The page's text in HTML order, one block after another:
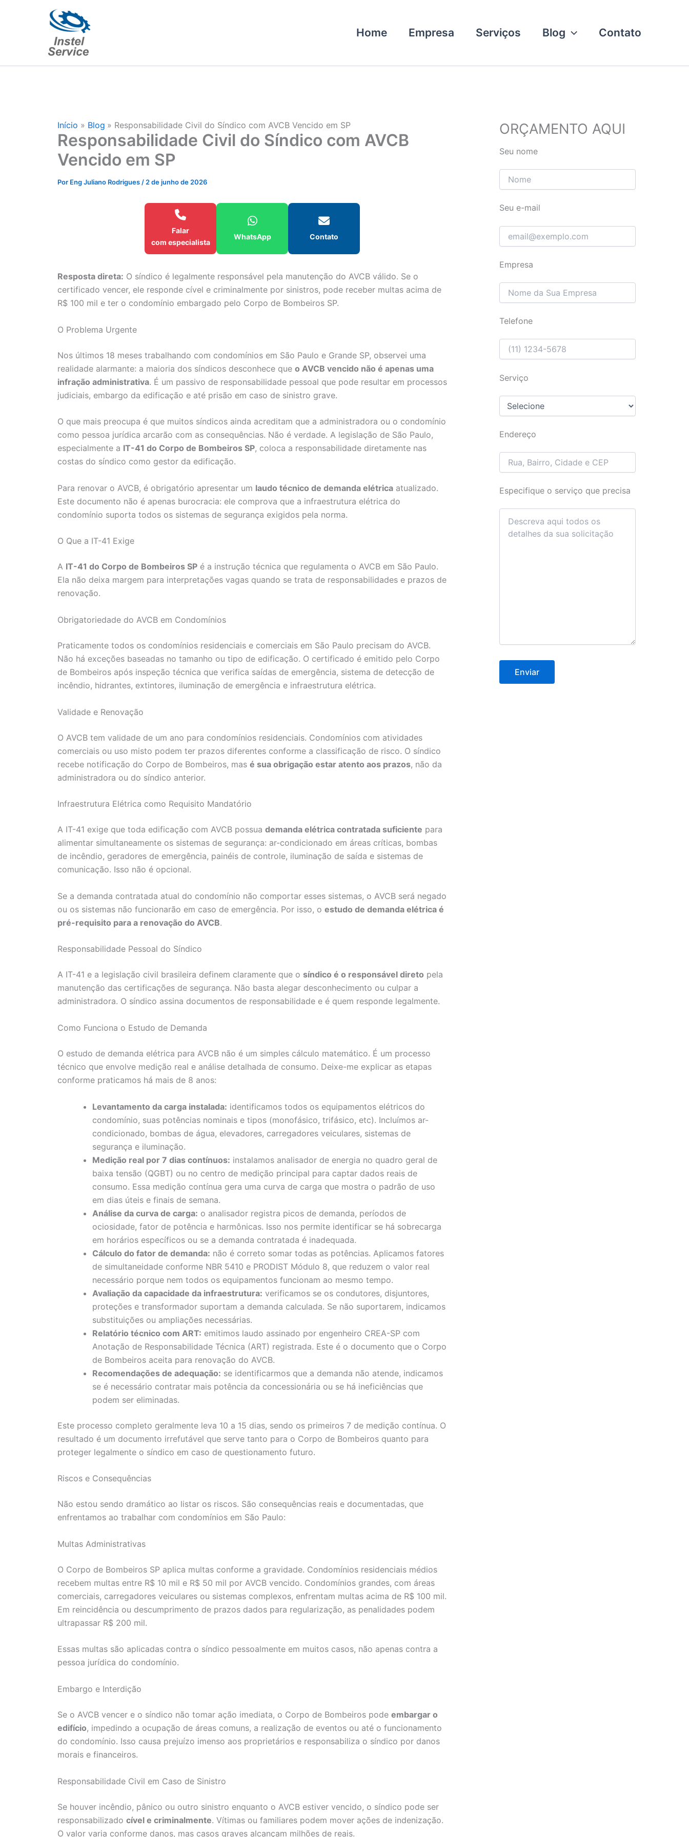
Home Empresa Serviços Blog Contato
Início Blog Responsabilidade Civil do Síndico com AVCB Vencido em SP
Responsabilidade Civil do Síndico com AVCB
Vencido em SP
Por Eng Juliano Rodrigues / 2 de junho de 2026
Falar
com especialista
WhatsApp Contato
Resposta direta: O síndico é legalmente responsável pela manutenção do AVCB válido. Se o
certificado vencer, ele responde cível e criminalmente por sinistros, pode receber multas acima de
R$ 100 mil e ter o condomínio embargado pelo Corpo de Bombeiros SP.
O Problema Urgente
Nos últimos 18 meses trabalhando com condomínios em São Paulo e Grande SP, observei uma
realidade alarmante: a maioria dos síndicos desconhece que o AVCB vencido não é apenas uma
infração administrativa. É um passivo de responsabilidade pessoal que pode resultar em processos
judiciais, embargo da edificação e até prisão em caso de sinistro grave.
O que mais preocupa é que muitos síndicos ainda acreditam que a administradora ou o condomínio
como pessoa jurídica arcarão com as consequências. Não é verdade. A legislação de São Paulo,
especialmente a IT-41 do Corpo de Bombeiros SP, coloca a responsabilidade diretamente nas
costas do síndico como gestor da edificação.
Para renovar o AVCB, é obrigatório apresentar um laudo técnico de demanda elétrica atualizado.
Este documento não é apenas burocracia: ele comprova que a infraestrutura elétrica do
condomínio suporta todos os sistemas de segurança exigidos pela norma.
O Que a IT-41 Exige
A IT-41 do Corpo de Bombeiros SP é a instrução técnica que regulamenta o AVCB em São Paulo.
Ela não deixa margem para interpretações vagas quando se trata de responsabilidades e prazos de
renovação.
Obrigatoriedade do AVCB em Condomínios
Praticamente todos os condomínios residenciais e comerciais em São Paulo precisam do AVCB.
Não há exceções baseadas no tamanho ou tipo de edificação. O certificado é emitido pelo Corpo
de Bombeiros após inspeção técnica que verifica saídas de emergência, sistema de detecção de
incêndio, hidrantes, extintores, iluminação de emergência e infraestrutura elétrica.
Validade e Renovação
O AVCB tem validade de um ano para condomínios residenciais. Condomínios com atividades
comerciais ou uso misto podem ter prazos diferentes conforme a classificação de risco. O síndico
recebe notificação do Corpo de Bombeiros, mas é sua obrigação estar atento aos prazos, não da
administradora ou do síndico anterior.
Infraestrutura Elétrica como Requisito Mandatório
A IT-41 exige que toda edificação com AVCB possua demanda elétrica contratada suficiente para
alimentar simultaneamente os sistemas de segurança: ar-condicionado em áreas críticas, bombas
de incêndio, geradores de emergência, painéis de controle, iluminação de saída e sistemas de
comunicação. Isso não é opcional.
Se a demanda contratada atual do condomínio não comportar esses sistemas, o AVCB será negado
ou os sistemas não funcionarão em caso de emergência. Por isso, o estudo de demanda elétrica é
pré-requisito para a renovação do AVCB.
Responsabilidade Pessoal do Síndico
A IT-41 e a legislação civil brasileira definem claramente que o síndico é o responsável direto pela
manutenção das certificações de segurança. Não basta alegar desconhecimento ou culpar a
administradora. O síndico assina documentos de responsabilidade e é quem responde legalmente.
Como Funciona o Estudo de Demanda
O estudo de demanda elétrica para AVCB não é um simples cálculo matemático. É um processo
técnico que envolve medição real e análise detalhada de consumo. Deixe-me explicar as etapas
conforme praticamos há mais de 8 anos:
Levantamento da carga instalada: identificamos todos os equipamentos elétricos do
condomínio, suas potências nominais e tipos (monofásico, trifásico, etc). Incluímos ar-
condicionado, bombas de água, elevadores, carregadores veiculares, sistemas de
segurança e iluminação.
Medição real por 7 dias contínuos: instalamos analisador de energia no quadro geral de
baixa tensão (QGBT) ou no centro de medição principal para captar dados reais de
consumo. Essa medição contínua gera uma curva de carga que mostra o padrão de uso
em dias úteis e finais de semana.
Análise da curva de carga: o analisador registra picos de demanda, períodos de
ociosidade, fator de potência e harmônicas. Isso nos permite identificar se há sobrecarga
em horários específicos ou se a demanda contratada é inadequada.
Cálculo do fator de demanda: não é correto somar todas as potências. Aplicamos fatores
de simultaneidade conforme NBR 5410 e PRODIST Módulo 8, que reduzem o valor real
necessário porque nem todos os equipamentos funcionam ao mesmo tempo.
Avaliação da capacidade da infraestrutura: verificamos se os condutores, disjuntores,
proteções e transformador suportam a demanda calculada. Se não suportarem, indicamos
substituições ou ampliações necessárias.
Relatório técnico com ART: emitimos laudo assinado por engenheiro CREA-SP com
Anotação de Responsabilidade Técnica (ART) registrada. Este é o documento que o Corpo
de Bombeiros aceita para renovação do AVCB.
Recomendações de adequação: se identificarmos que a demanda não atende, indicamos
se é necessário contratar mais potência da concessionária ou se há ineficiências que
podem ser eliminadas.
Este processo completo geralmente leva 10 a 15 dias, sendo os primeiros 7 de medição contínua. O
resultado é um documento irrefutável que serve tanto para o Corpo de Bombeiros quanto para
proteger legalmente o síndico em caso de questionamento futuro.
Riscos e Consequências
Não estou sendo dramático ao listar os riscos. São consequências reais e documentadas, que
enfrentamos ao trabalhar com condomínios em São Paulo:
Multas Administrativas
O Corpo de Bombeiros SP aplica multas conforme a gravidade. Condomínios residenciais médios
recebem multas entre R$ 10 mil e R$ 50 mil por AVCB vencido. Condomínios grandes, com áreas
comerciais, carregadores veiculares ou sistemas complexos, enfrentam multas acima de R$ 100 mil.
Em reincidência ou descumprimento de prazos dados para regularização, as penalidades podem
ultrapassar R$ 200 mil.
Essas multas são aplicadas contra o síndico pessoalmente em muitos casos, não apenas contra a
pessoa jurídica do condomínio.
Embargo e Interdição
Se o AVCB vencer e o síndico não tomar ação imediata, o Corpo de Bombeiros pode embargar o
edifício, impedindo a ocupação de áreas comuns, a realização de eventos ou até o funcionamento
do condomínio. Isso causa prejuízo imenso aos proprietários e responsabiliza o síndico por danos
morais e financeiros.
Responsabilidade Civil em Caso de Sinistro
Se houver incêndio, pânico ou outro sinistro enquanto o AVCB estiver vencido, o síndico pode ser
responsabilizado cível e criminalmente. Vítimas ou familiares podem mover ações de indenização.
O valor varia conforme danos, mas casos graves alcançam milhões de reais.
ORÇAMENTO AQUI
Seu nome
Seu e-mail
Empresa
Telefone
Serviço
Endereço
Especifique o serviço que precisa